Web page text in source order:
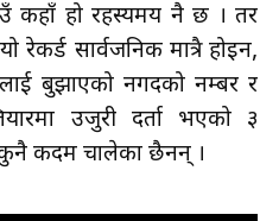
कहाँ हो रहस्यमय नै छ । तर
रेकर्ड सार्वजनिक मात्रै होइन,
बुझाएको नगदको नम्बर र
उजुरी दर्ता भएको ३
कुनै कदम चालेका छैनन् ।